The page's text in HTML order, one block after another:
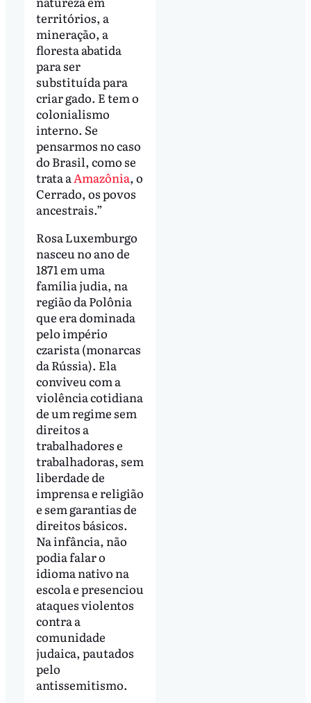
territórios, a
mineração, a
floresta abatida
para ser
substituída para
criar gado. E tem o
colonialismo
interno. Se
pensarmos no caso
do Brasil, como se
trata aAmazônia, o
Cerrado, os povos
ancestrais.”
Rosa Luxemburgo
nasceu no ano de
1871 em uma
família judia, na
região da Polônia
que era dominada
pelo império
czarista (monarcas
da Rússia). Ela
conviveu com a
violência cotidiana
de um regime sem
direitos a
trabalhadores e
trabalhadoras, sem
liberdade de
imprensa e religião
e sem garantias de
direitos básicos.
Na infância, não
podia falar o
idioma nativo na
escola e presenciou
ataques violentos
contra a
comunidade
judaica, pautados
pelo
antissemitismo.